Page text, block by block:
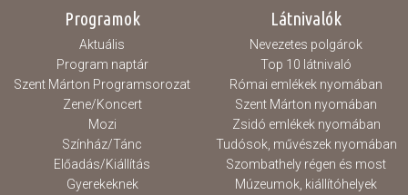
Programok
Aktuális
Program naptár
Szent Márton Programsorozat
Zene/Koncert
Mozi
Színház/Tánc
Előadás/Kiállítás
Gyerekeknek
Látnivalók
Nevezetes polgárok
Top 10 látnivaló
Római emlékek nyomában
Szent Márton nyomában
Zsidó emlékek nyomában
Tudósok, művészek nyomában
Szombathely régen és most
Múzeumok, kiállítóhelyek